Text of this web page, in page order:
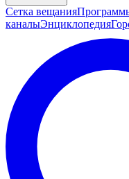
Сетка вещания
каналыЭнциклопедия